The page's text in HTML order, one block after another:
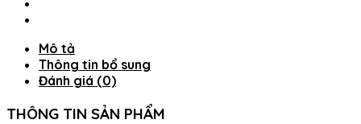
VÀNG
THUTHAODECOR
số
lượng
Mô tả
Thông tin bổ sung
Đánh giá (0)
THÔNG TIN SẢN PHẨM